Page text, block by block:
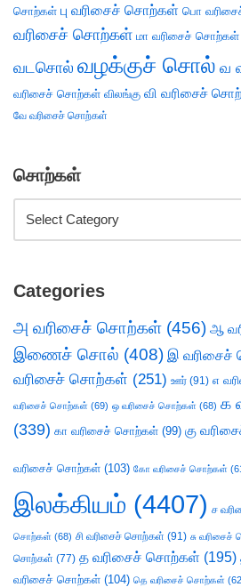
சொற்கள் பு வரிசைச் சொற்கள் பொ
வரிசைச் சொற்கள் மா வரிசைச் சொற்கள்
வடசொல் வழக்குச் சொல் வ
வரிசைச் சொற்கள் விலங்கு வி வரிசைச்
வே வரிசைச் சொற்கள்
சொற்கள்
Categories
அ வரிசைச் சொற்கள் (456) ஆ
இணைச் சொல் (408) இ
வரிசைச் சொற்கள் (251) ஊர் (91) எ
வரிசைச் சொற்கள் (69) ஒ வரிசைச் சொற்கள் (68) க
(339) கா வரிசைச் சொற்கள் (99) கு
வரிசைச் சொற்கள் (103) கோ வரிசைச் சொற்கள்
இலக்கியம் (4407) ச
சொற்கள் (68) சி வரிசைச் சொற்கள் (91) சு
சொற்கள் (77) த வரிசைச் சொற்கள் (195)
வரிசைச் சொற்கள் (104) தெ வரிசைச் சொற்கள்